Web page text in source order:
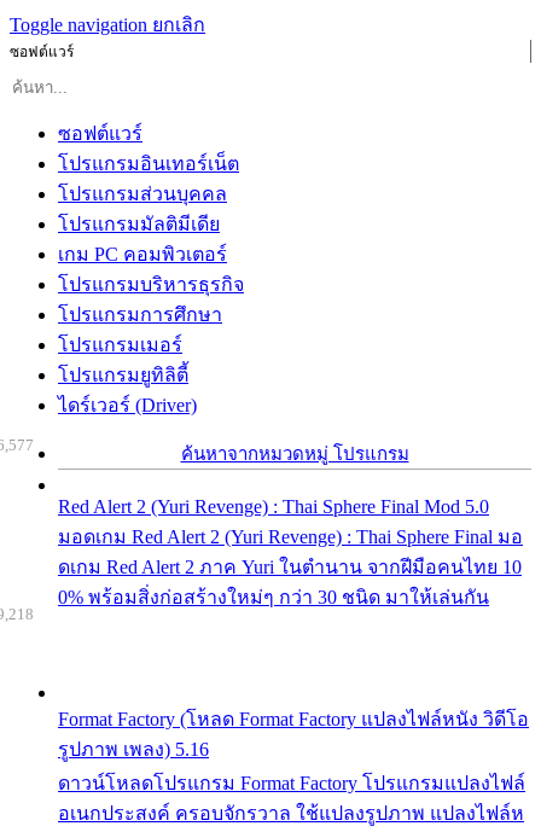
Toggle navigation ยกเลิก
ซอฟต์แวร์
ซอฟต์แวร์
โปรแกรมอินเทอร์เน็ต
โปรแกรมส่วนบุคคล
โปรแกรมมัลติมีเดีย
เกม PC คอมพิวเตอร์
โปรแกรมบริหารธุรกิจ
โปรแกรมการศึกษา
โปรแกรมเมอร์
โปรแกรมยูทิลิตี้
ไดร์เวอร์ (Driver)
ค้นหาจากหมวดหมู่ โปรแกรม
Red Alert 2 (Yuri Revenge) : Thai Sphere Final Mod 5.0
มอดเกม Red Alert 2 (Yuri Revenge) : Thai Sphere Final มอ
ดเกม Red Alert 2 ภาค Yuri ในตำนาน จากฝีมือคนไทย 10
0% พร้อมสิ่งก่อสร้างใหม่ๆ กว่า 30 ชนิด มาให้เล่นกัน
Format Factory (โหลด Format Factory แปลงไฟล์หนัง วิดีโอ
รูปภาพ เพลง) 5.16
ดาวน์โหลดโปรแกรม Format Factory โปรแกรมแปลงไฟล์
อเนกประสงค์ ครอบจักรวาล ใช้แปลงรูปภาพ แปลงไฟล์ห